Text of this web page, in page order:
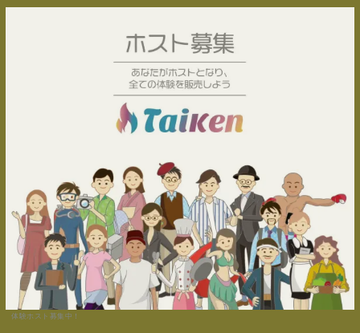
体験ホスト募集中！